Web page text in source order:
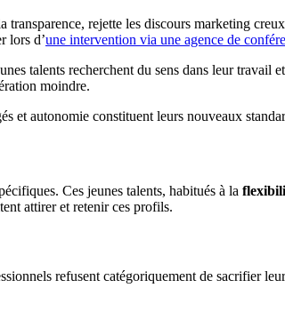
rejette les discours marketing
lors d’une intervention via une agence de
talents recherchent du sens dans leur travail
moindre.
et autonomie constituent leurs nouveaux
Ces jeunes talents, habitués à la
attirer et retenir ces profils.
refusent catégoriquement de sacrifier